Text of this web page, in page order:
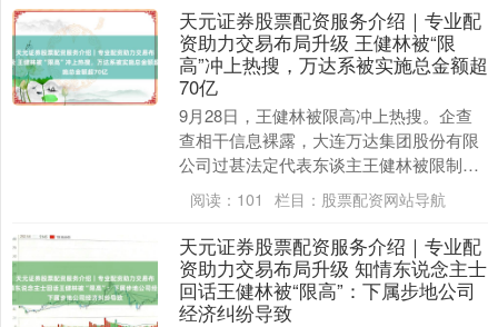
天元证券股票配资服务介绍｜专业配
资助力交易布局升级 王健林被“限
高”冲上热搜，万达系被实施总金额超
70亿
9月28日，王健林被限高冲上热搜。企查
查相干信息裸露，大连万达集团股份有限
公司过甚法定代表东谈主王健林被限制高
破钞。 关联案件审理经由裸露，此前大连
万达集团、万....
阅读： 101 栏目： 股票配资网站导航
天元证券股票配资服务介绍｜专业配
资助力交易布局升级 知情东说念主士
回话王健林被“限高”：下属步地公司
经济纠纷导致